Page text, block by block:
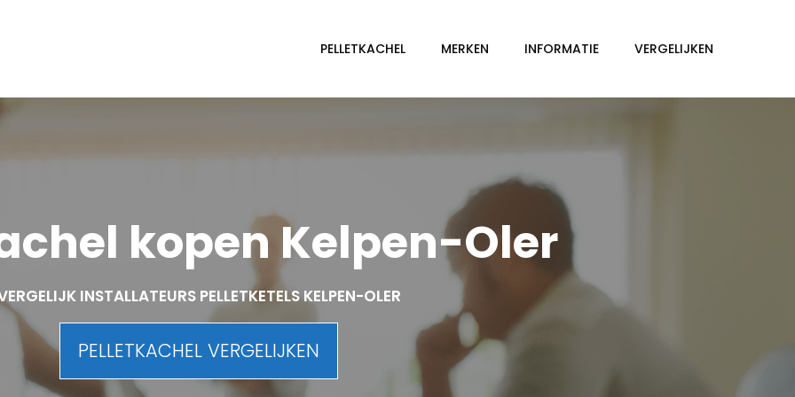
PELLETKACHEL MERKEN INFORMATIE VERGELIJKEN
kopen Kelpen-Oler
INSTALLATEURS PELLETKETELS KELPEN-OLER
PELLETKACHEL VERGELIJKEN